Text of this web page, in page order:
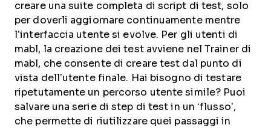
creare una suite completa di script di test, solo
per doverli aggiornare continuamente mentre
l’interfaccia utente si evolve. Per gli utenti di
mabl, la creazione dei test avviene nel Trainer di
mabl, che consente di creare test dal punto di
vista dell’utente finale. Hai bisogno di testare
ripetutamente un percorso utente simile? Puoi
salvare una serie di step di test in un ‘flusso’,
che permette di riutilizzare quei passaggi in